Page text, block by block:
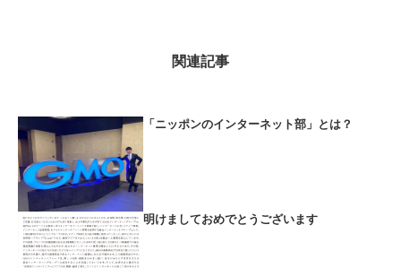
関連記事
「ニッポンのインターネット部」とは？
明けましておめでとうございます